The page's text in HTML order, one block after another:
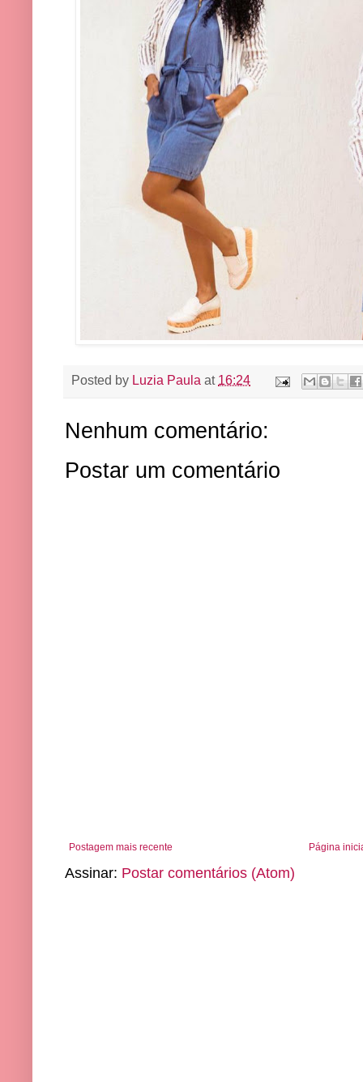
Posted by Luzia Paula at 16:24
Nenhum comentário:
Postar um comentário
Postagem mais recente Página
Assinar: Postar comentários (Atom)